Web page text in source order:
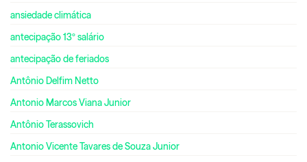
ansiedade climática
antecipação 13º salário
antecipação de feriados
Antônio Delfim Netto
Antonio Marcos Viana Junior
Antônio Terassovich
Antonio Vicente Tavares de Souza Junior